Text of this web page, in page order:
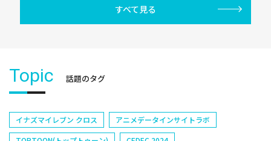
すべて見る
Topic 話題のタグ
イナズマイレブン クロス
アニメデータインサイトラボ